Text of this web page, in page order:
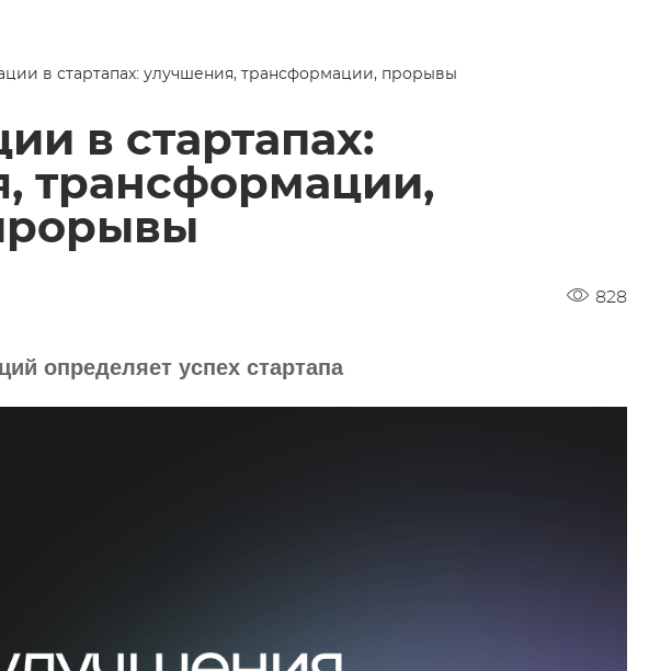
в стартапах: улучшения, трансформации, прорывы
в стартапах:
трансформации,
828
определяет успех стартапа